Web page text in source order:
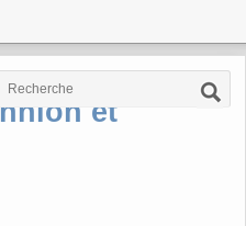
et